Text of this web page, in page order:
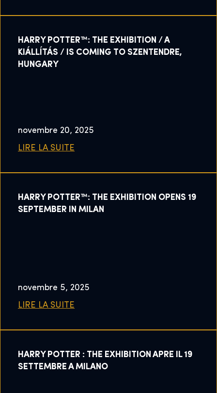
HARRY POTTER™: THE EXHIBITION / A
KIÁLLÍTÁS / IS COMING TO SZENTENDRE,
HUNGARY
novembre 20, 2025
LIRE LA SUITE
HARRY POTTER™: THE EXHIBITION OPENS 19
SEPTEMBER IN MILAN
novembre 5, 2025
LIRE LA SUITE
HARRY POTTER : THE EXHIBITION APRE IL 19
SETTEMBRE A MILANO